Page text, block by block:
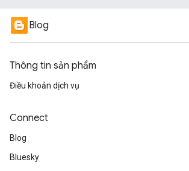
Blog
Thông tin sản phẩm
Điều khoản dịch vụ
Connect
Blog
Bluesky